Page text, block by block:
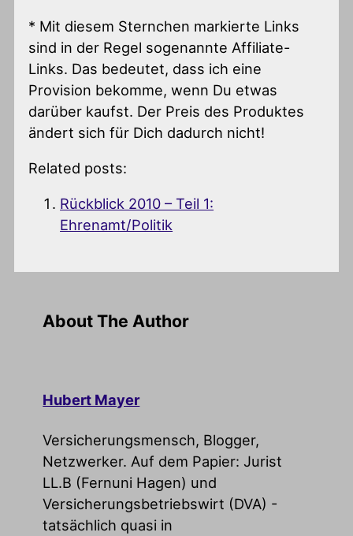
* Mit diesem Sternchen markierte Links
sind in der Regel sogenannte Affiliate-
Links. Das bedeutet, dass ich eine
Provision bekomme, wenn Du etwas
darüber kaufst. Der Preis des Produktes
ändert sich für Dich dadurch nicht!
Related posts:
Rückblick 2010 – Teil 1:
Ehrenamt/Politik
About The Author
Hubert Mayer
Versicherungsmensch, Blogger,
Netzwerker. Auf dem Papier: Jurist
LL.B (Fernuni Hagen) und
Versicherungsbetriebswirt (DVA) -
tatsächlich quasi in